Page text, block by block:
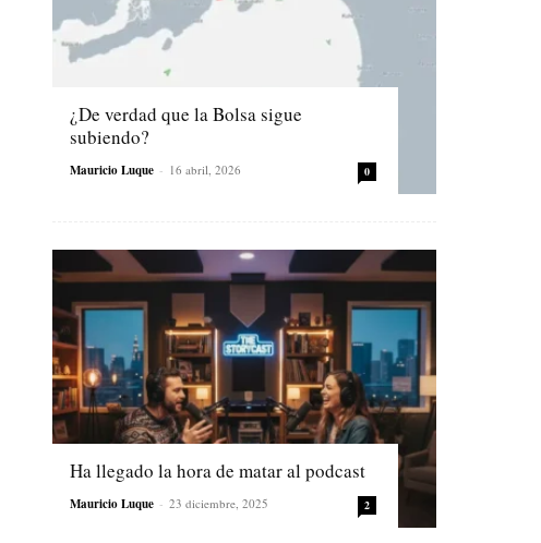
¿De verdad que la Bolsa sigue
subiendo?
Mauricio Luque - 16 abril, 2026 0
Ha llegado la hora de matar al podcast
Mauricio Luque - 23 diciembre, 2025 2